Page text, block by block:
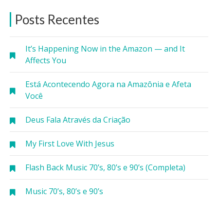
Posts Recentes
It’s Happening Now in the Amazon — and It
Affects You
Está Acontecendo Agora na Amazônia e Afeta
Você
Deus Fala Através da Criação
My First Love With Jesus
Flash Back Music 70’s, 80’s e 90’s (Completa)
Music 70’s, 80’s e 90’s